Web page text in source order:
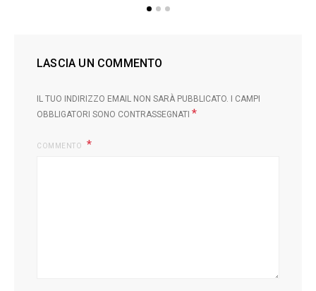
LASCIA UN COMMENTO
IL TUO INDIRIZZO EMAIL NON SARÀ PUBBLICATO.
I CAMPI
OBBLIGATORI SONO CONTRASSEGNATI *
COMMENTO